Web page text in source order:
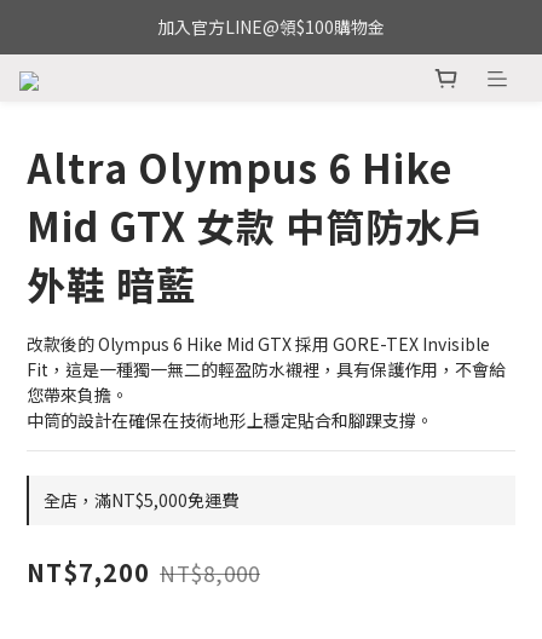
加入官方LINE@領$100購物金
Altra Olympus 6 Hike
Mid GTX 女款 中筒防水戶
外鞋 暗藍
改款後的 Olympus 6 Hike Mid GTX 採用 GORE-TEX Invisible
Fit，這是一種獨一無二的輕盈防水襯裡，具有保護作用，不會給
您帶來負擔。
中筒的設計在確保在技術地形上穩定貼合和腳踝支撐。
全店，滿NT$5,000免運費
NT$7,200 NT$8,000